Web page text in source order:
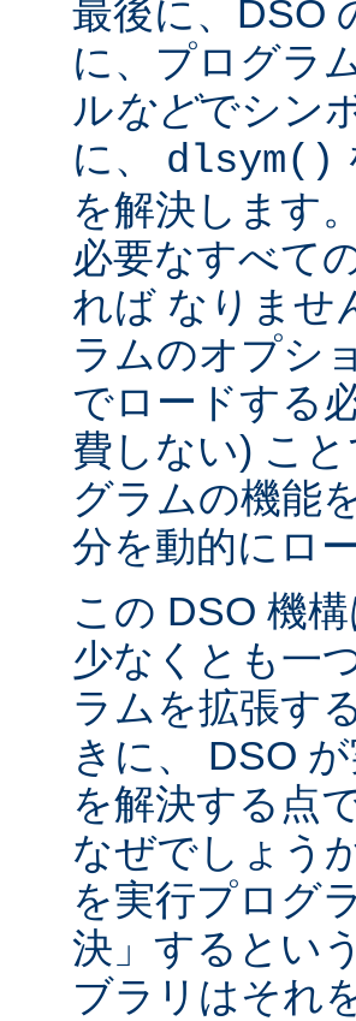
最後に、DSO
に、プログラ
ルなどでシン
に、 dlsym()
を解決します
必要なすべて
れば なりませ
ラムのオプシ
でロードする
費しない) こ
グラムの機能
分を動的にロ
この DSO 機
少なくとも一
ラムを拡張す
きに、 DSO
を解決する点
なぜでしょう
を実行プログ
決」するとい
ブラリはそれ